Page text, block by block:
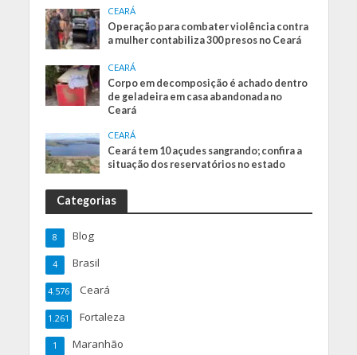
CEARÁ
Operação para combater violência contra
a mulher contabiliza 300 presos no Ceará
CEARÁ
Corpo em decomposição é achado dentro
de geladeira em casa abandonada no
Ceará
CEARÁ
Ceará tem 10 açudes sangrando; confira a
situação dos reservatórios no estado
Categorias
Blog
8
Brasil
4
Ceará
4.576
Fortaleza
1.261
Maranhão
1